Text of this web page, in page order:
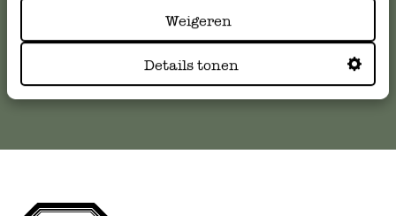
Weigeren
Details tonen